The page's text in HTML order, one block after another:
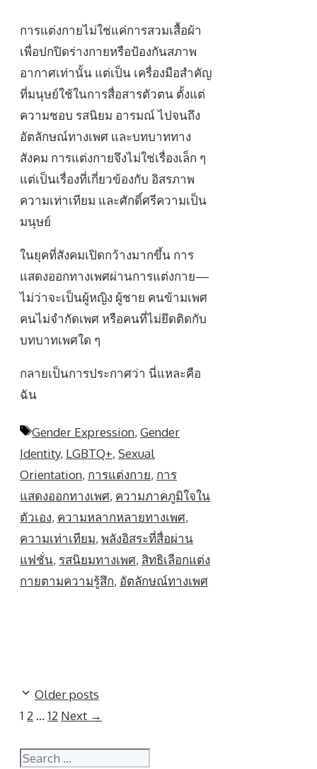
การแต่งกายไม่ใช่แค่การสวมเสื้อผ้า
เพื่อปกปิดร่างกายหรือป้องกันสภาพ
อากาศเท่านั้น แต่เป็น เครื่องมือสำคัญ
ที่มนุษย์ใช้ในการสื่อสารตัวตน ตั้งแต่
ความชอบ รสนิยม อารมณ์ ไปจนถึง
อัตลักษณ์ทางเพศ และบทบาททาง
สังคม การแต่งกายจึงไม่ใช่เรื่องเล็ก ๆ
แต่เป็นเรื่องที่เกี่ยวข้องกับ อิสรภาพ
ความเท่าเทียม และศักดิ์ศรีความเป็น
มนุษย์
ในยุคที่สังคมเปิดกว้างมากขึ้น การ
แสดงออกทางเพศผ่านการแต่งกาย—
ไม่ว่าจะเป็นผู้หญิง ผู้ชาย คนข้ามเพศ
คนไม่จำกัดเพศ หรือคนที่ไม่ยึดติดกับ
บทบาทเพศใด ๆ
กลายเป็นการประกาศว่า นี่แหละคือ
ฉัน
Tags
Gender Expression, Gender
Identity, LGBTQ+, Sexual
Orientation, การแต่งกาย, การ
แสดงออกทางเพศ, ความภาคภูมิใจใน
ตัวเอง, ความหลากหลายทางเพศ,
ความเท่าเทียม, พลังอิสระที่สื่อผ่าน
แฟชั่น, รสนิยมทางเพศ, สิทธิเลือกแต่ง
กายตามความรู้สึก, อัตลักษณ์ทางเพศ
Older posts
Page
1 Page
2 … Page
12 Next →
Search